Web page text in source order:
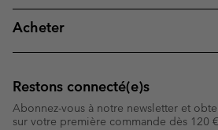
Acheter
Restons connecté(e)s
Abonnez-vous à notre newsletter et
sur votre première commande dès 120